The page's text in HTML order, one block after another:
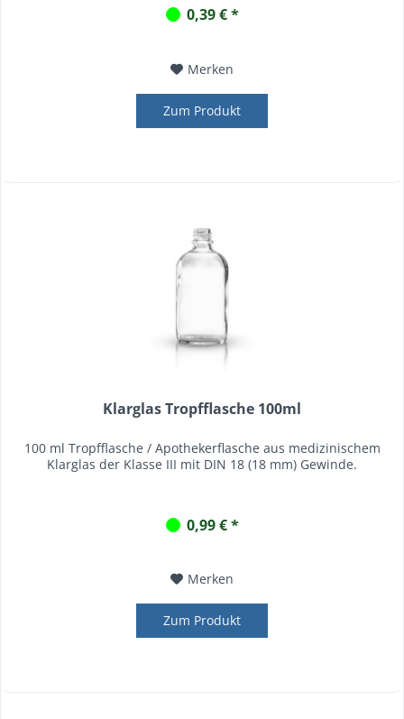
0,39 € *
Merken
Zum Produkt
Klarglas Tropfflasche 100ml
100 ml Tropfflasche / Apothekerflasche aus medizinischem
Klarglas der Klasse III mit DIN 18 (18 mm) Gewinde.
0,99 € *
Merken
Zum Produkt